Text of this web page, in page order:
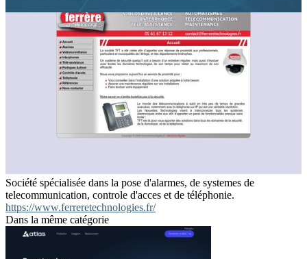
Société spécialisée dans la pose d'alarmes, de systemes de
telecommunication, controle d'acces et de téléphonie.
https://www.ferreretechnologies.fr/
Dans la même catégorie